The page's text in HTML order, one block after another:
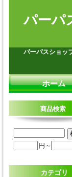
パーパ
パーパスショッ
ホーム
商品検索
円～
カテゴリ